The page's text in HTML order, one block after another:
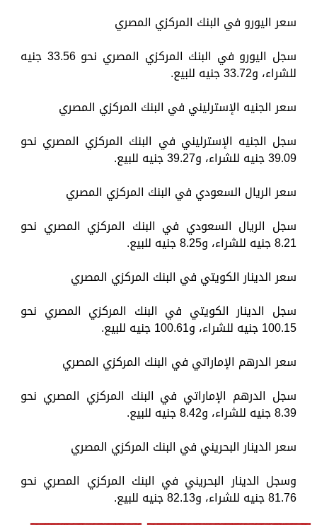
سعر اليورو في البنك المركزي المصري
سجل اليورو في البنك المركزي المصري نحو 33.56 جنيه
للشراء، و33.72 جنيه للبيع.
سعر الجنيه الإسترليني في البنك المركزي المصري
سجل الجنيه الإسترليني في البنك المركزي المصري نحو
39.09 جنيه للشراء، و39.27 جنيه للبيع.
سعر الريال السعودي في البنك المركزي المصري
سجل الريال السعودي في البنك المركزي المصري نحو
8.21 جنيه للشراء، و8.25 جنيه للبيع.
سعر الدينار الكويتي في البنك المركزي المصري
سجل الدينار الكويتي في البنك المركزي المصري نحو
100.15 جنيه للشراء، و100.61 جنيه للبيع.
سعر الدرهم الإماراتي في البنك المركزي المصري
سجل الدرهم الإماراتي في البنك المركزي المصري نحو
8.39 جنيه للشراء، و8.42 جنيه للبيع.
سعر الدينار البحريني في البنك المركزي المصري
وسجل الدينار البحريني في البنك المركزي المصري نحو
81.76 جنيه للشراء، و82.13 جنيه للبيع.